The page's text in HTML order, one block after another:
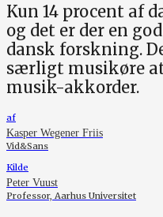
Kun 14 procent af
og det er der en
dansk forskning.
særligt musikøre
musik-akkorder.
af
Kasper Wegener Friis
Vid&Sans
Kilde
Peter Vuust
Professor, Aarhus Universitet